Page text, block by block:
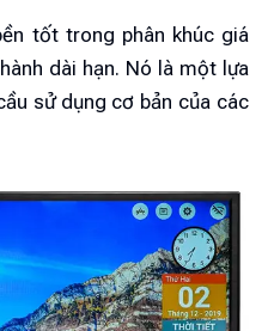
tốt trong phân khúc giá
dài hạn. Nó là một lựa
sử dụng cơ bản của các